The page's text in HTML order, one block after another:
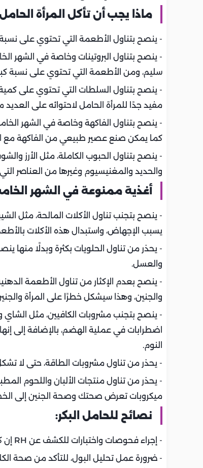
ماذا يجب أن تأكل المرأة
- ينصح بتناول الأطعمة التي تحتوي على نسبة
- ينصح بتناول البروتينات وخاصة في الشهر
سليم، ومن الأطعمة التي تحتوي على نسبة
- ينصح بتناول السلطات التي تحتوي على كمية
مفيد جدًا للمرأة الحامل لاحتوائه على العديد
- ينصح بتناول الفاكهة وخاصة في الشهر
كما يمكن صنع عصير طبيعي من الفاكهة مع
- ينصح بتناول الحبوب الكاملة، مثل الأرز
والحديد والمغنيسيوم وغيرها من العناصر
أغذية ممنوعة في الشهر
- ينصح بتجنب تناول الأكلات المالحة، مثل
يسبب الإجهاض، واستبدال هذه الأكلات
- يحذر من تناول الحلويات بكثرة وبدلًا منها
والعسل.
- ينصح بعدم الإكثار من تناول الأطعمة
والجنين، وهذا سيشكل خطرًا على المرأة
- ينصح بتجنب مشروبات الكافيين، مثل الشاي
اضطرابات في عملية الهضم، بالإضافة إلى
النوم.
- يحذر من تناول مشروبات الطاقة، حتى لا
- يحذر من تناول منتجات الألبان واللحوم
ميكروبات تعرض صحتك وصحة الجنين إلى
نصائح للحامل البكر:
- إجراء فحوصات واختبارات للكشف عن RH إن كان موجبًا أو سالبًا.
- ضرورة عمل تحليل البول، للتأكد من صحة